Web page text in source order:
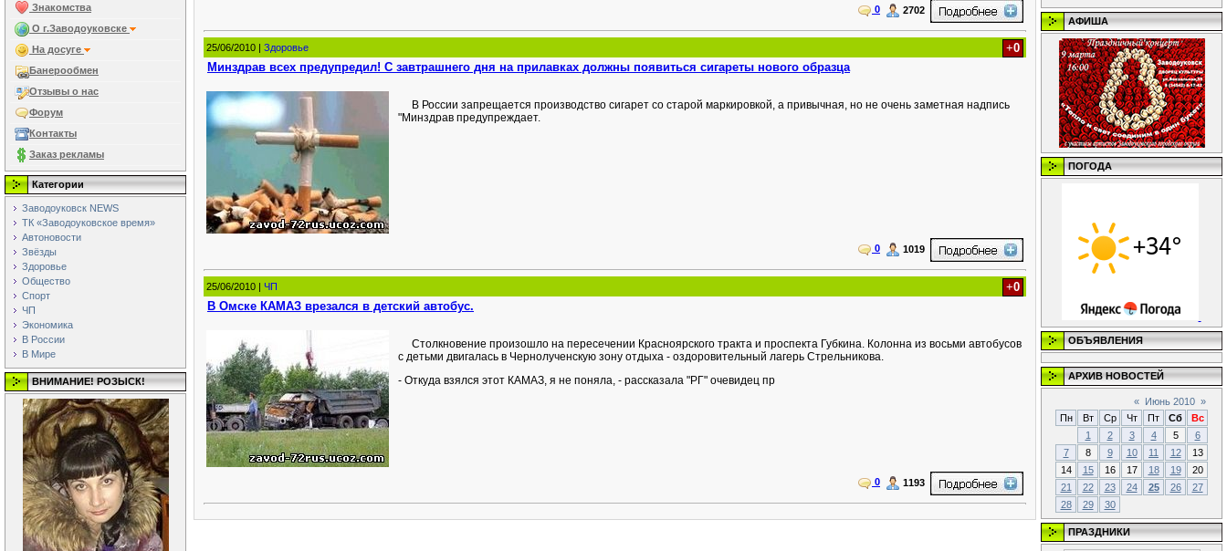
Знакомства
О г.Заводоуковске
На досуге
Банерообмен
Отзывы о нас
Форум
Контакты
Заказ рекламы
Категории
Заводоуковск NEWS
ТК «Заводоуковское время»
Автоновости
Звёзды
Здоровье
Общество
Спорт
ЧП
Экономика
В России
В Мире
ВНИМАНИЕ! РОЗЫСК!
0 2702
25/06/2010 | Здоровье +0
Минздрав всех предупредил! С завтрашнего дня на прилавках должны появиться сигареты нового образца
В России запрещается производство сигарет со старой маркировкой, а привычная, но не очень заметная надпись
"Минздрав предупреждает.
0 1019
25/06/2010 | ЧП +0
В Омске КАМАЗ врезался в детский автобус.
Столкновение произошло на пересечении Красноярского тракта и проспекта Губкина. Колонна из восьми автобусов
с детьми двигалась в Чернолученскую зону отдыха - оздоровительный лагерь Стрельникова.
- Откуда взялся этот КАМАЗ, я не поняла, - рассказала "РГ" очевидец пр
0 1193
АФИША
ПОГОДА
ОБЪЯВЛЕНИЯ
АРХИВ НОВОСТЕЙ
« Июнь 2010 »
Пн
Вт Ср Чт Пт Сб
Вс
1
2 3 4 5
6
7
8 9 10 11 12
13
14
15 16 17 18 19
20
21
22 23 24 25 26
27
28
29 30
ПРАЗДНИКИ